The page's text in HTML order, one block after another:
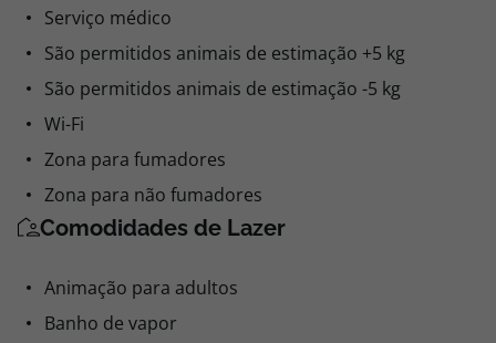
Serviço médico
São permitidos animais de estimação +5 kg
São permitidos animais de estimação -5 kg
Wi-Fi
Zona para fumadores
Zona para não fumadores
Comodidades de Lazer
Animação para adultos
Banho de vapor